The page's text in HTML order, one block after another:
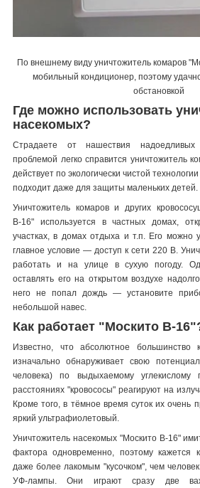
По внешнему виду уничтожитель комаров
мобильный кондиционер, поэтому
обстановкой
Где можно использовать
насекомых?
Страдаете от нашествия
проблемой легко справится уничтожитель
действует по экологически чистой
подходит даже для защиты маленьких детей.
Уничтожитель комаров и других
В-16" используется в частных домах,
участках, в домах отдыха и т.п. Его можно
главное условие — доступ к сети 220 В.
работать и на улице в сухую погоду.
оставлять его на открытом воздухе
него не попал дождь — установите
небольшой навес.
Как работает "Москито В-
Известно, что абсолютное большинство
изначально обнаруживает свою
человека) по выдыхаемому углекислому
расстояниях "кровососы" реагируют на
Кроме того, в тёмное время суток их очень
яркий ультрафиолетовый.
Уничтожитель насекомых "Москито В-16"
фактора одновременно, поэтому кажется
даже более лакомым "кусочком", чем
УФ-лампы. Они играют сразу две